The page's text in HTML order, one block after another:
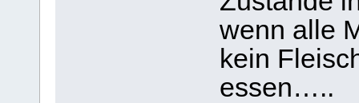
wenn alle
kein
essen…..